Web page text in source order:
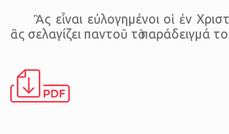
Ἂς εἶναι εὐλογημένοι οἱ ἐν
ἂς σελαγίζει παντοῦ τὸ παράδειγμά